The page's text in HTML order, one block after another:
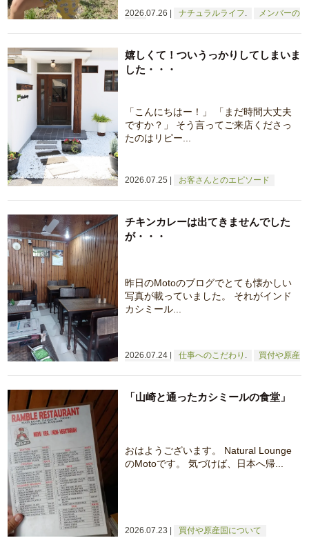
2026.07.26 ナチュラルライフ
メンバーの
嬉しくて！ついうっかりしてしまいま
した・・・
2026.07.25 お客さんとのエピソード
「こんにちはー！」 「まだ時間大丈夫
ですか？」 そう言ってご来店くださっ
たのはリピー...
チキンカレーは出てきませんでした
が・・・
2026.07.24 仕事へのこだわり
買付や原産
昨日のMotoのブログでとても懐かしい
写真が載っていました。 それがインド
カシミール...
「山崎と通ったカシミールの食堂」
2026.07.23 買付や原産国について
おはようございます。 Natural Lounge
のMotoです。 気づけば、日本へ帰...